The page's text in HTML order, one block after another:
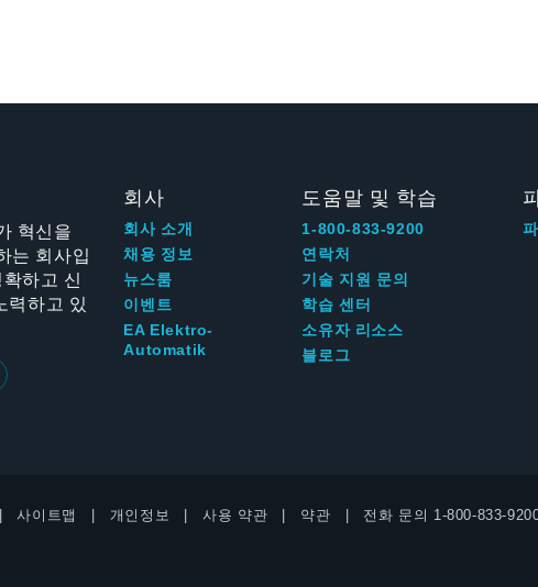
혁신을
는 회사입
하고 신
력하고 있
회사
회사 소개
채용 정보
뉴스룸
이벤트
EA Elektro-
Automatik
도움말 및 학습
1-800-833-9200
연락처
기술 지원 문의
학습 센터
소유자 리소스
블로그
사이트맵 개인정보 사용 약관 약관 전화 문의 1-800-833-